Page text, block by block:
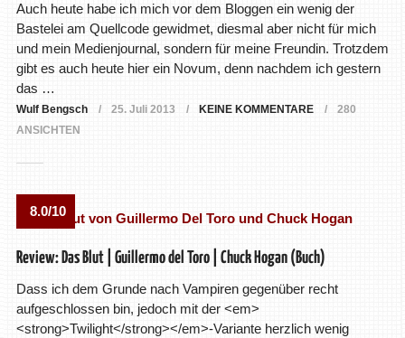
Auch heute habe ich mich vor dem Bloggen ein wenig der
Bastelei am Quellcode gewidmet, diesmal aber nicht für mich
und mein Medienjournal, sondern für meine Freundin. Trotzdem
gibt es auch heute hier ein Novum, denn nachdem ich gestern
das …
Wulf Bengsch 25. Juli 2013 KEINE KOMMENTARE
280
ANSICHTEN
8.0/10
Review: Das Blut | Guillermo del Toro | Chuck Hogan (Buch)
Dass ich dem Grunde nach Vampiren gegenüber recht
aufgeschlossen bin, jedoch mit der <em>
<strong>Twilight</strong></em>-Variante herzlich wenig